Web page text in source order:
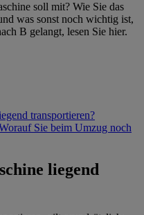
soll mit? Wie Sie das
was sonst noch wichtig ist,
B gelangt, lesen Sie hier.
transportieren?
Sie beim Umzug noch
liegend